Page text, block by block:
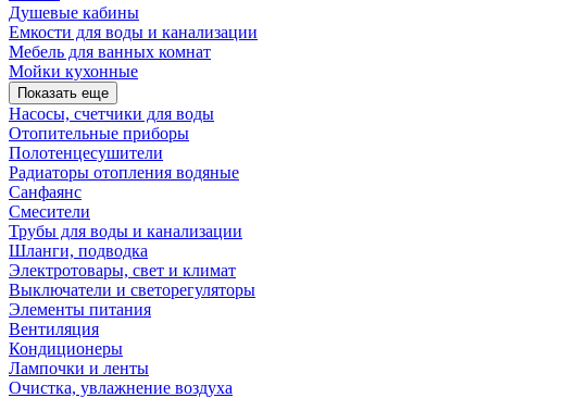
Душевые кабины
Емкости для воды и канализации
Мебель для ванных комнат
Мойки кухонные
Показать еще
Насосы, счетчики для воды
Отопительные приборы
Полотенцесушители
Радиаторы отопления водяные
Санфаянс
Смесители
Трубы для воды и канализации
Шланги, подводка
Электротовары, свет и климат
Выключатели и светорегуляторы
Элементы питания
Вентиляция
Кондиционеры
Лампочки и ленты
Очистка, увлажнение воздуха